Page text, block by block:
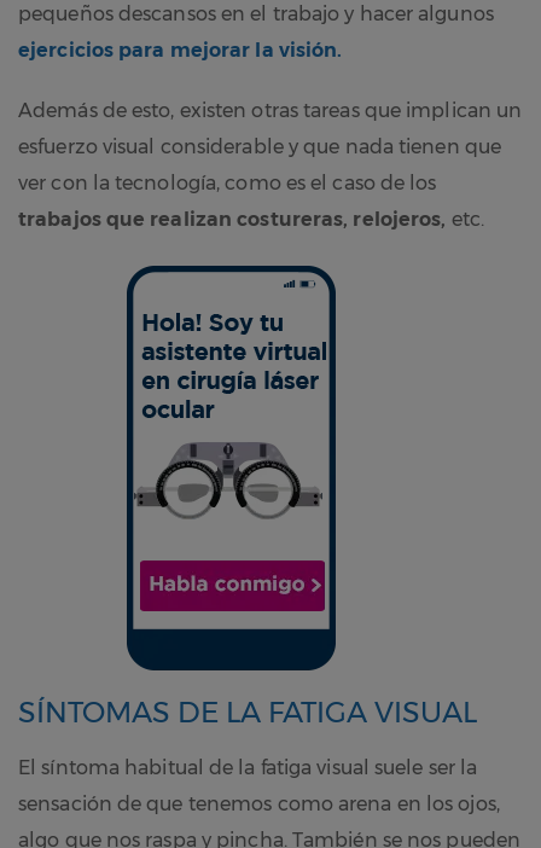
pequeños descansos en el trabajo y hacer algunos
ejercicios para mejorar la visión.
Además de esto, existen otras tareas que implican un
esfuerzo visual considerable y que nada tienen que
ver con la tecnología, como es el caso de los
trabajos que realizan costureras, relojeros, etc.
SÍNTOMAS DE LA FATIGA VISUAL
El síntoma habitual de la fatiga visual suele ser la
sensación de que tenemos como arena en los ojos,
algo que nos raspa y pincha. También se nos pueden